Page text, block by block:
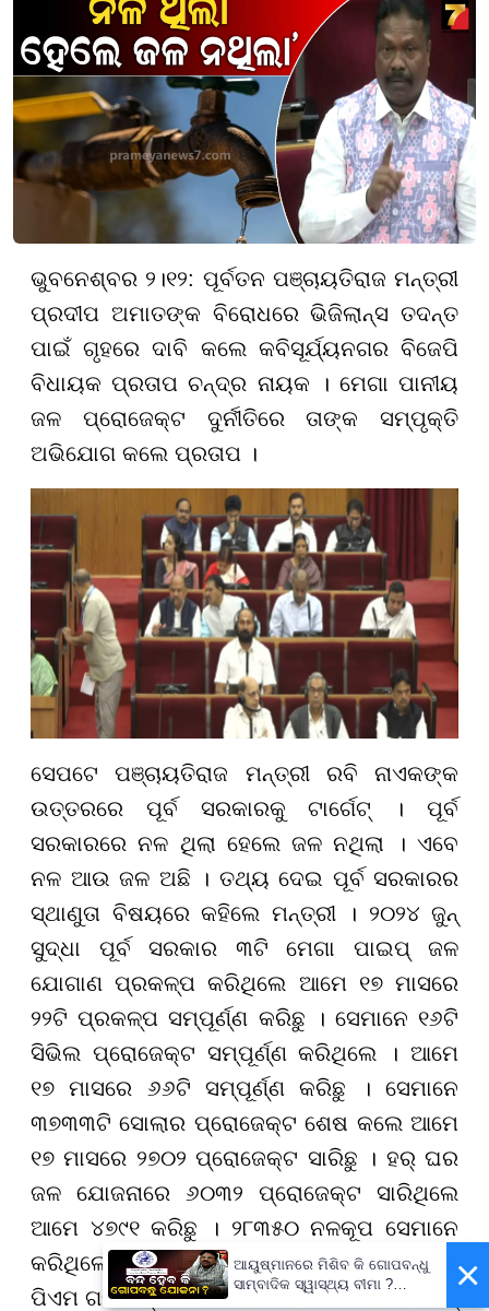
ଭୁବନେଶ୍ବର ୨।୧୨: ପୂର୍ବତନ ପଞ୍ଚାୟତିରାଜ ମନ୍ତ୍ରୀ
ପ୍ରଦୀପ ଅମାତଙ୍କ ବିରୋଧରେ ଭିଜିଲାନ୍ସ ତଦନ୍ତ
ପାଇଁ ଗୃହରେ ଦାବି କଲେ କବିସୂର୍ଯ୍ୟନଗର ବିଜେପି
ବିଧାୟକ ପ୍ରତାପ ଚନ୍ଦ୍ର ନାୟକ । ମେଗା ପାନୀୟ
ଜଳ ପ୍ରୋଜେକ୍ଟ ଦୁର୍ନୀତିରେ ତାଙ୍କ ସମ୍ପୃକ୍ତି
ଅଭିଯୋଗ କଲେ ପ୍ରତାପ ।
ସେପଟେ ପଞ୍ଚାୟତିରାଜ ମନ୍ତ୍ରୀ ରବି ନାଏକଙ୍କ
ଉତ୍ତରରେ ପୂର୍ବ ସରକାରକୁ ଟାର୍ଗେଟ୍ । ପୂର୍ବ
ସରକାରରେ ନଳ ଥିଲା ହେଲେ ଜଳ ନଥିଲା । ଏବେ
ନଳ ଆଉ ଜଳ ଅଛି । ତଥ୍ୟ ଦେଇ ପୂର୍ବ ସରକାରର
ସ୍ଥାଣୁତା ବିଷୟରେ କହିଲେ ମନ୍ତ୍ରୀ । ୨୦୨୪ ଜୁନ୍
ସୁଦ୍ଧା ପୂର୍ବ ସରକାର ୩ଟି ମେଗା ପାଇପ୍ ଜଳ
ଯୋଗାଣ ପ୍ରକଳ୍ପ କରିଥିଲେ ଆମେ ୧୭ ମାସରେ
୨୨ଟି ପ୍ରକଳ୍ପ ସମ୍ପୂର୍ଣ୍ଣ କରିଛୁ । ସେମାନେ ୧୬ଟି
ସିଭିଲ ପ୍ରୋଜେକ୍ଟ ସମ୍ପୂର୍ଣ୍ଣ କରିଥିଲେ । ଆମେ
୧୭ ମାସରେ ୬୬ଟି ସମ୍ପୂର୍ଣ୍ଣ କରିଛୁ । ସେମାନେ
୩୭୩୩ଟି ସୋଲାର ପ୍ରୋଜେକ୍ଟ ଶେଷ କଲେ ଆମେ
୧୭ ମାସରେ ୨୭୦୨ ପ୍ରୋଜେକ୍ଟ ସାରିଛୁ । ହର୍ ଘର
ଜଳ ଯୋଜନାରେ ୬୦୩୨ ପ୍ରୋଜେକ୍ଟ ସାରିଥିଲେ
ଆମେ ୪୭୯୧ କରିଛୁ । ୨୮୩୫୦ ନଳକୂପ ସେମାନେ
କରିଥିଲେ ଆମେ ୨୨୯୬୪ ନଳକୂପ ଖନନ କରିଛୁ ।
ପିଏମ ଗତି ଶକ୍ତିରେ ଆମେ ୭୧ ହଜାର କି.ମି. ପାଇପ୍ ×
ଆୟୁଷ୍ମାନରେ ମିଶିବ କି ଗୋପବନ୍ଧୁ
ସାମ୍ବାଦିକ ସ୍ୱାସ୍ଥ୍ୟ ବୀମା ?